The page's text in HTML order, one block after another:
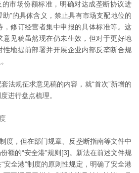
的市场份额标准，明确对达成垄断协议进
助”的具体含义，禁止具有市场支配地位的
，修订经营者集中申报的具体标准等。这
意见稿虽然现在仍未生效，但对于更好地
性地提前部署并开展企业内部反垄断合规
法规征求意见稿的内容，就“首次”新增的
进行盘点梳理。
度，但在部门规章、反垄断指南等文件中
额的“安全港”规则[3]。新法在前述文件规
安全港”制度的原则性规定，明确了安全港